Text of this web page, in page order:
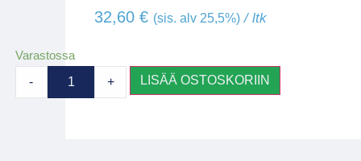
32,60 € (sis. alv 25,5%) / ltk
Varastossa
- + LISÄÄ OSTOSKORIIN